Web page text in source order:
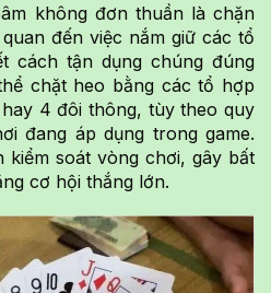
không đơn thuần là chặn
đến việc nắm giữ các tổ
cách tận dụng chúng đúng
chặt heo bằng các tổ hợp
4 đôi thông, tùy theo quy
đang áp dụng trong game.
kiểm soát vòng chơi, gây bất
cơ hội thắng lớn.